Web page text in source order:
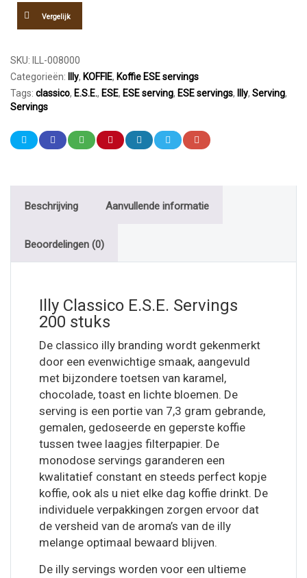
Vergelijk
SKU:
ILL-008000
Categorieën:
Illy, KOFFIE, Koffie ESE servings
Tags: classico, E.S.E., ESE, ESE serving, ESE servings, Illy, Serving,
Servings
Beschrijving Aanvullende informatie
Beoordelingen (0)
Illy Classico E.S.E. Servings
200 stuks
De classico illy branding wordt gekenmerkt
door een evenwichtige smaak, aangevuld
met bijzondere toetsen van karamel,
chocolade, toast en lichte bloemen. De
serving is een portie van 7,3 gram gebrande,
gemalen, gedoseerde en geperste koffie
tussen twee laagjes filterpapier. De
monodose servings garanderen een
kwalitatief constant en steeds perfect kopje
koffie, ook als u niet elke dag koffie drinkt. De
individuele verpakkingen zorgen ervoor dat
de versheid van de aroma’s van de illy
melange optimaal bewaard blijven.
De illy servings worden voor een ultieme